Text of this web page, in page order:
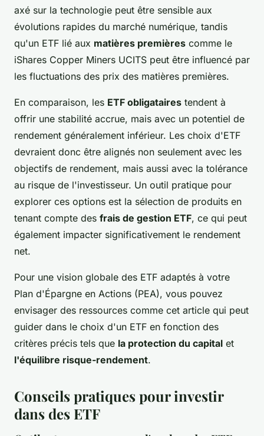
axé sur la technologie peut être sensible aux
évolutions rapides du marché numérique, tandis
qu'un ETF lié aux matières premières comme le
iShares Copper Miners UCITS peut être influencé par
les fluctuations des prix des matières premières.
En comparaison, les ETF obligataires tendent à
offrir une stabilité accrue, mais avec un potentiel de
rendement généralement inférieur. Les choix d'ETF
devraient donc être alignés non seulement avec les
objectifs de rendement, mais aussi avec la tolérance
au risque de l'investisseur. Un outil pratique pour
explorer ces options est la sélection de produits en
tenant compte des frais de gestion ETF, ce qui peut
également impacter significativement le rendement
net.
Pour une vision globale des ETF adaptés à votre
Plan d'Épargne en Actions (PEA), vous pouvez
envisager des ressources comme cet article qui peut
guider dans le choix d'un ETF en fonction des
critères précis tels que la protection du capital et
l'équilibre risque-rendement.
Conseils pratiques pour investir
dans des ETF